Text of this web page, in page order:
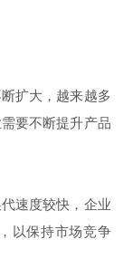
扩大，越来越多
要不断提升产品
速度较快，企业
以保持市场竞争